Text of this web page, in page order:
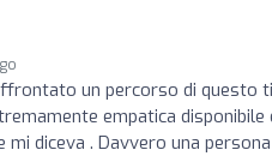
un percorso di questo
empatica disponibile
diceva . Davvero una